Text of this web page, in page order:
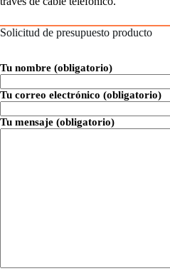
Solicitud de presupuesto producto
Tu nombre (obligatorio)
Tu correo electrónico (obligatorio)
Tu mensaje (obligatorio)